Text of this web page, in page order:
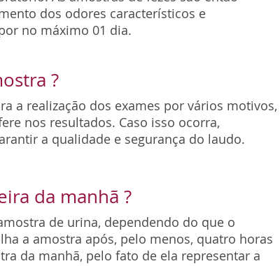
dos odores característicos e
no máximo 01 dia.
?
a realização dos exames por vários motivos,
nos resultados. Caso isso ocorra,
a qualidade e segurança do laudo.
da manhã ?
de urina, dependendo do que o
a amostra após, pelo menos, quatro horas
da manhã, pelo fato de ela representar a